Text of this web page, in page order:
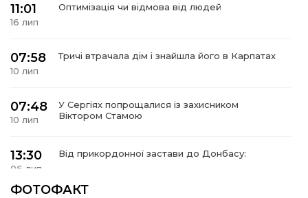
11:01
16 лип
Оптимізація чи відмова від людей
07:58
10 лип
Тричі втрачала дім і знайшла його в Карпатах
07:48
10 лип
У Сергіях попрощалися із захисником
Віктором Стамою
13:30
06 лип
Від прикордонної застави до Донбасу:
ФОТОФАКТ